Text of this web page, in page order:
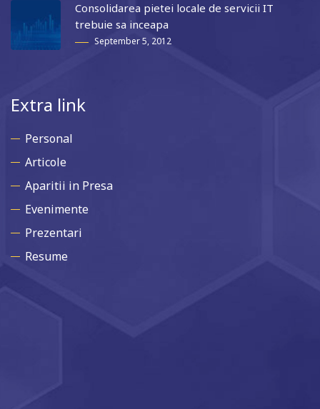
Consolidarea pietei locale de servicii IT
trebuie sa inceapa
September 5, 2012
Extra link
Personal
Articole
Aparitii in Presa
Evenimente
Prezentari
Resume